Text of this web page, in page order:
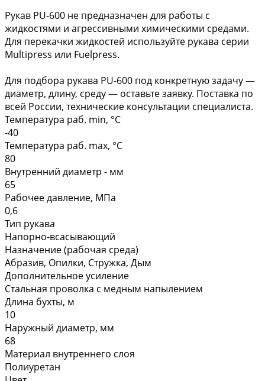
Рукав PU-600 не предназначен для работы с
жидкостями и агрессивными химическими средами.
Для перекачки жидкостей используйте рукава серии
Multipress или Fuelpress.
Для подбора рукава PU-600 под конкретную задачу —
диаметр, длину, среду — оставьте заявку. Поставка по
всей России, технические консультации специалиста.
Температура раб. min, °C
-40
Температура раб. max, °C
80
Внутренний диаметр - мм
65
Рабочее давление, МПа
0,6
Тип рукава
Напорно-всасывающий
Назначение (рабочая среда)
Абразив, Опилки, Стружка, Дым
Дополнительное усиление
Стальная проволка с медным напылением
Длина бухты, м
10
Наружный диаметр, мм
68
Материал внутреннего слоя
Полиуретан